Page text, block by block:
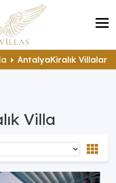
AntalyaKiralık Villalar
Villa